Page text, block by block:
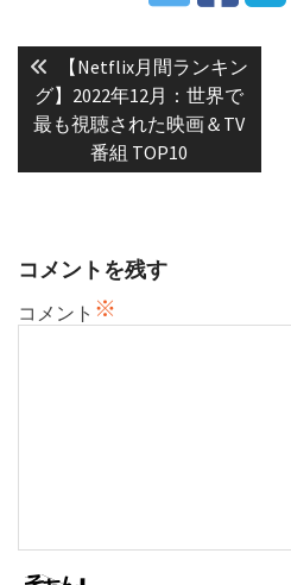
稿
ナ
ビ
ン
Previous
post:
【Netflix月間ランキン
グ】2022年12月：世界で
最も視聴された映画＆TV
番組 TOP10
コメントを残す
コメント ※